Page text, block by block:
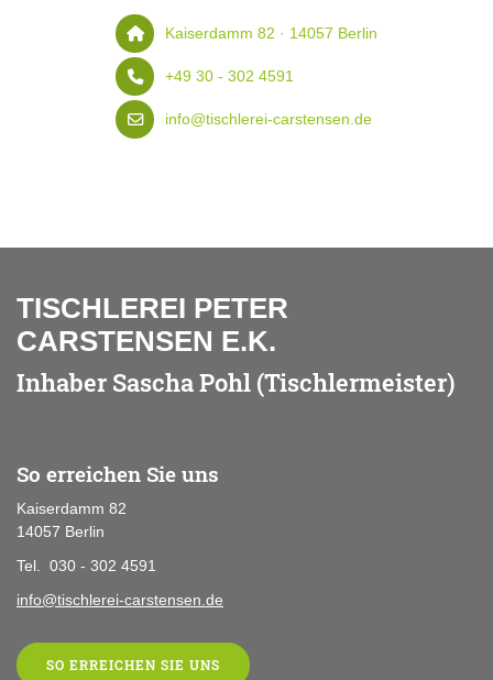
Kaiserdamm 82 · 14057 Berlin
+49 30 - 302 4591
info@tischlerei-carstensen.de
TISCHLEREI PETER
CARSTENSEN E.K.
Inhaber Sascha Pohl (Tischlermeister)
So erreichen Sie uns
Kaiserdamm 82
14057 Berlin
Tel. 030 - 302 4591
info@tischlerei-carstensen.de
SO ERREICHEN SIE UNS